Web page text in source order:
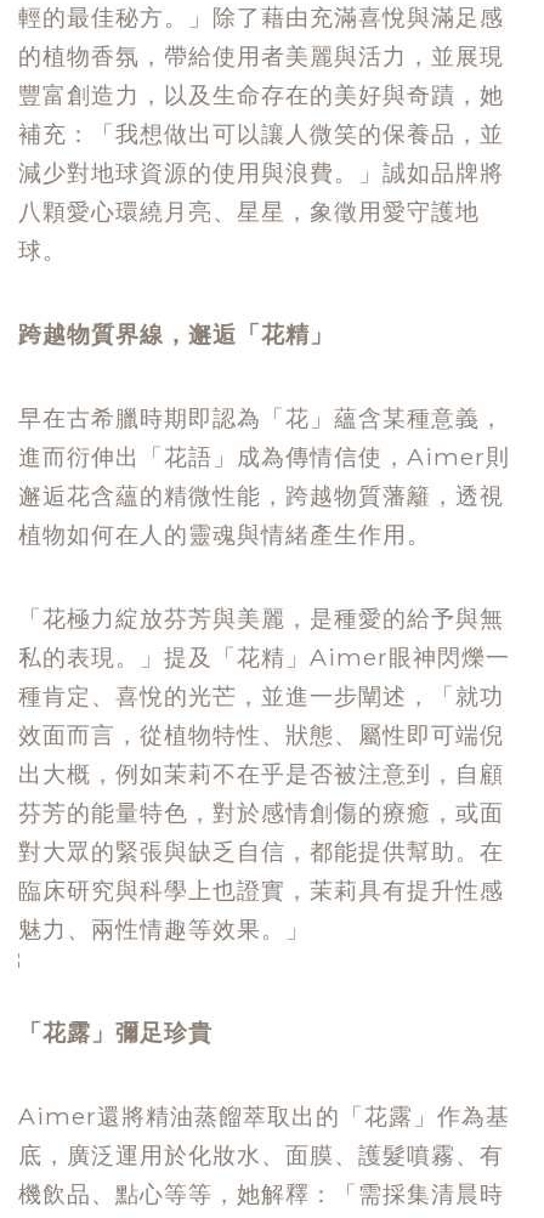
輕的最佳秘方。」除了藉由充滿喜悅與滿足感
的植物香氛，帶給使用者美麗與活力，並展現
豐富創造力，以及生命存在的美好與奇蹟，她
補充：「我想做出可以讓人微笑的保養品，並
減少對地球資源的使用與浪費。」誠如品牌將
八顆愛心環繞月亮、星星，象徵用愛守護地
球。
跨越物質界線，邂逅「花精」
早在古希臘時期即認為「花」蘊含某種意義，
進而衍伸出「花語」成為傳情信使，Aimer則
邂逅花含蘊的精微性能，跨越物質藩籬，透視
植物如何在人的靈魂與情緒產生作用。
「花極力綻放芬芳與美麗，是種愛的給予與無
私的表現。」提及「花精」Aimer眼神閃爍一
種肯定、喜悅的光芒，並進一步闡述，「就功
效面而言，從植物特性、狀態、屬性即可端倪
出大概，例如茉莉不在乎是否被注意到，自顧
芬芳的能量特色，對於感情創傷的療癒，或面
對大眾的緊張與缺乏自信，都能提供幫助。在
臨床研究與科學上也證實，茉莉具有提升性感
魅力、兩性情趣等效果。」
「花露」彌足珍貴
Aimer還將精油蒸餾萃取出的「花露」作為基
底，廣泛運用於化妝水、面膜、護髮噴霧、有
機飲品、點心等等，她解釋：「需採集清晨時